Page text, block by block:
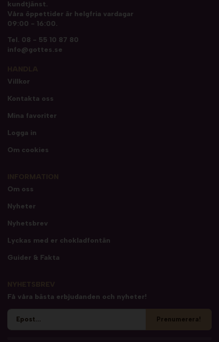
kundtjänst.
Våra öppettider är helgfria vardagar
09:00 - 16:00.
Tel. 08 - 55 10 87 80
info@gottes.se
Villkor
Kontakta oss
Mina favoriter
Logga in
Om cookies
Om oss
Nyheter
Nyhetsbrev
Lyckas med er chokladfontän
Guider & Fakta
Få våra bästa erbjudanden och nyheter!
Prenumerera!